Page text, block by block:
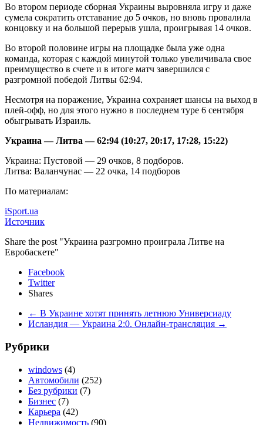
Во втором периоде сборная Украины выровняла игру и даже
сумела сократить отставание до 5 очков, но вновь провалила
концовку и на большой перерыв ушла, проигрывая 14 очков.
Во второй половине игры на площадке была уже одна
команда, которая с каждой минутой только увеличивала свое
преимущество в счете и в итоге матч завершился с
разгромной победой Литвы 62:94.
Несмотря на поражение, Украина сохраняет шансы на выход в
плей-офф, но для этого нужно в последнем туре 6 сентября
обыгрывать Израиль.
Украина — Литва — 62:94 (10:27, 20:17, 17:28, 15:22)
Украина: Пустовой — 29 очков, 8 подборов.
Литва: Валанчунас — 22 очка, 14 подборов
По материалам:
iSport.ua
Источник
Share the post "Украина разгромно проиграла Литве на
Евробаскете"
Facebook
Twitter
Shares
← В Украине хотят принять летнюю Универсиаду
Исландия — Украина 2:0. Онлайн-трансляция →
Рубрики
windows (4)
Автомобили (252)
Без рубрики (7)
Бизнес (7)
Карьера (42)
Недвижимость (90)